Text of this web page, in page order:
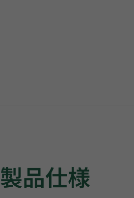
製品仕様